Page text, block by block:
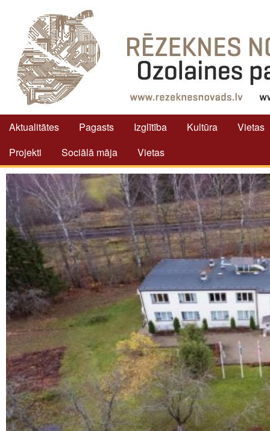
Aktualitātes Pagasts Izglītība Kultūra
Vietas
Projekti
Sociālā māja Vietas